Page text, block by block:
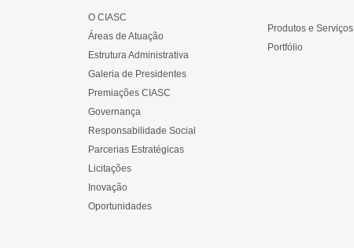
O CIASC
Áreas de Atuação
Estrutura Administrativa
Galeria de Presidentes
Premiações CIASC
Governança
Responsabilidade Social
Parcerias Estratégicas
Licitações
Inovação
Oportunidades
Produtos e Serviços
Portfólio